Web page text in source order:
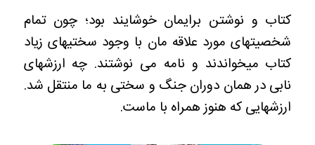
کتاب و نوشتن برایمان خوشایند بود؛ چون تمام
شخصیتهای مورد علاقه مان با وجود سختیهای زیاد
کتاب میخواندند و نامه می نوشتند. چه ارزشهای
نابی در همان دوران جنگ و سختی به ما منتقل شد.
ارزشهایی که هنوز همراه با ماست.